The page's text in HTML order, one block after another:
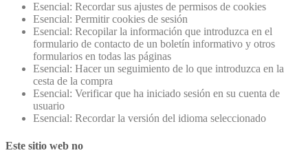
Esencial: Recordar sus ajustes de permisos de cookies
Esencial: Permitir cookies de sesión
Esencial: Recopilar la información que introduzca en el
formulario de contacto de un boletín informativo y otros
formularios en todas las páginas
Esencial: Hacer un seguimiento de lo que introduzca en la
cesta de la compra
Esencial: Verificar que ha iniciado sesión en su cuenta de
usuario
Esencial: Recordar la versión del idioma seleccionado
Este sitio web no